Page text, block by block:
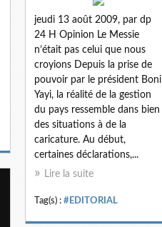
jeudi 13 août 2009, par dp
24 H Opinion Le Messie
n’était pas celui que nous
croyions Depuis la prise de
pouvoir par le président Boni
Yayi, la réalité de la gestion
du pays ressemble dans bien
des situations à de la
caricature. Au début,
certaines déclarations,...
Lire la suite
Tag(s) : #EDITORIAL